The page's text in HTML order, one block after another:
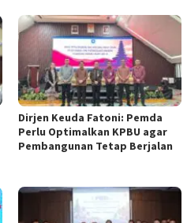
Dirjen Keuda Fatoni: Pemda
Perlu Optimalkan KPBU agar
Pembangunan Tetap Berjalan